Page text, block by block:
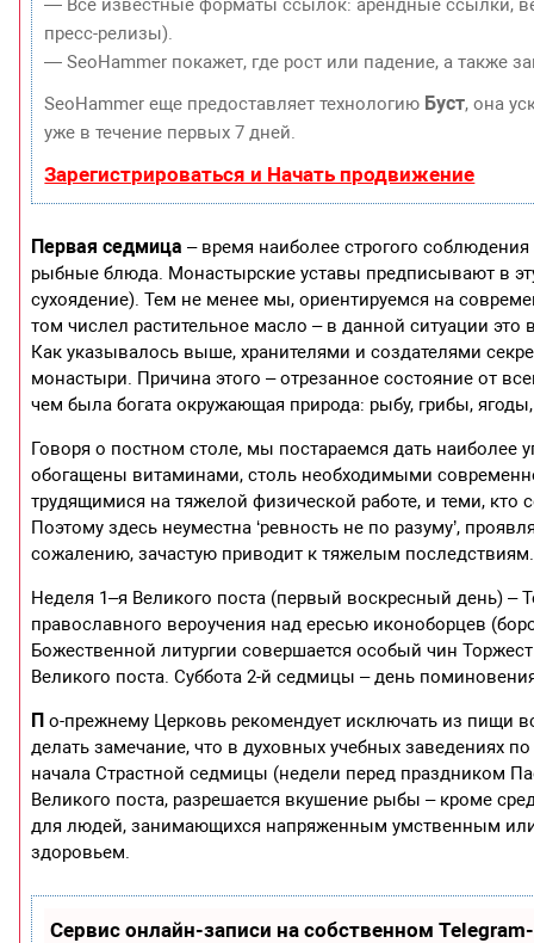
— Все известные форматы ссылок: арендные ссылки,
пресс-релизы).
— SeoHammer покажет, где рост или падение, а также
SeoHammer еще предоставляет технологию Буст, она
уже в течение первых 7 дней.
Зарегистрироваться и Начать продвижение
Первая седмица – время наиболее строгого
рыбные блюда. Монастырские уставы предписывают в
сухоядение). Тем не менее мы, ориентируемся на
том числел растительное масло – в данной ситуации это
Как указывалось выше, хранителями и создателями
монастыри. Причина этого – отрезанное состояние от
чем была богата окружающая природа: рыбу, грибы,
Говоря о постном столе, мы постараемся дать
обогащены витаминами, столь необходимыми
трудящимися на тяжелой физической работе, и теми, кто
Поэтому здесь неуместна ‘ревность не по разуму’,
сожалению, зачастую приводит к тяжелым последствиям.
Неделя 1–я Великого поста (первый воскресный день) –
православного вероучения над ересью иконоборцев
Божественной литургии совершается особый чин
Великого поста. Суббота 2-й седмицы – день
П о-прежнему Церковь рекомендует исключать из пищи
делать замечание, что в духовных учебных заведениях
начала Страстной седмицы (недели перед праздником
Великого поста, разрешается вкушение рыбы – кроме
для людей, занимающихся напряженным умственным
здоровьем.
Сервис онлайн-записи на собственном